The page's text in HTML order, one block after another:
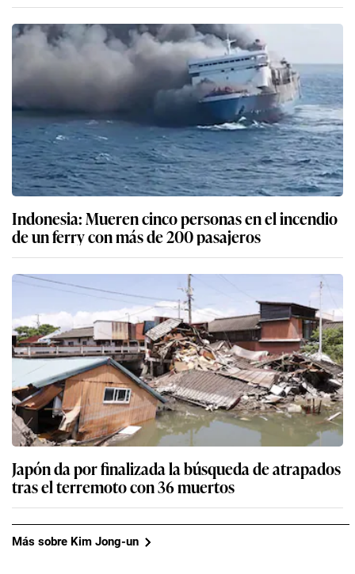
Indonesia: Mueren cinco personas en el incendio
de un ferry con más de 200 pasajeros
Japón da por finalizada la búsqueda de atrapados
tras el terremoto con 36 muertos
Más sobre Kim Jong-un